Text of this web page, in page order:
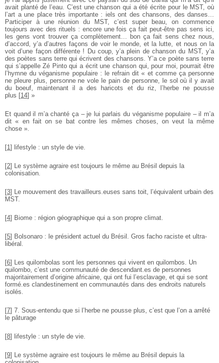
avait planté de l’eau. C’est une chanson qui a été écrite pour le MST, où
l’art a une place très importante : iels ont des chansons, des danses…
Participer à une réunion du MST, c’est super beau, on commence
toujours avec des rituels : encore une fois ça fait peut-être pas sens ici,
les gens vont trouver ça complètement… bon ça fait sens chez nous,
d’accord, y’a d’autres façons de voir le monde, et la lutte, et nous on la
voit d’une façon différente ! Du coup, y’a plein de chanson du MST, y’a
des poètes sans terre qui écrivent des chansons. Y’a ce poète sans terre
qui s’appelle Zé Pinto qui a écrit une chanson qui, pour moi, pourrait être
l’hymne du véganisme populaire : le refrain dit « et comme ça personne
ne pleure plus, personne ne vole le pain de personne, le sol où il y avait
du boeuf, maintenant il a des haricots et du riz, l’herbe ne pousse
plus [14] »
Et quand il m’a chanté ça – je lui parlais du véganisme populaire – il m’a
dit « en fait on se bat contre les mêmes choses, on veut la même
chose ».
[1] lifestyle : un style de vie.
[2] Le système agraire est toujours le même au Brésil depuis la
colonisation.
[3] Le mouvement des travailleurs.euses sans toit, l’équivalent urbain des
MST.
[4] Biome : région géographique qui a son propre climat.
[5] Bolsonaro : le président actuel du Brésil. Gros facho raciste et ultra-
libéral.
[6] Les quilombolas sont les personnes qui vivent en quilombos. Un
quilombo, c’est une communauté de descendant.es de personnes
majoritairement d’origine africaine, qui ont fui l’esclavage, et qui se sont
formé.es clandestinement en communautés dans des endroits naturels
isolés.
[7] 7. Sous-entendu que si l’herbe ne pousse plus, c’est que l’on a arrêté
le pâturage
[8] lifestyle : un style de vie.
[9] Le système agraire est toujours le même au Brésil depuis la